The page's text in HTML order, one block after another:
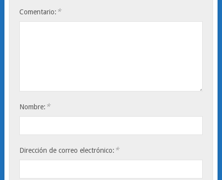
Comentario: *
Nombre: *
Dirección de correo electrónico: *